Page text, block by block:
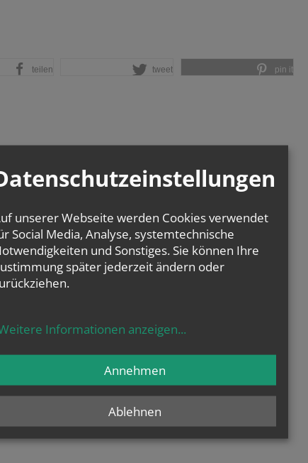
teilen tweet pin it
unserer Webseite werden Cookies verwendet
Social Media, Analyse, systemtechnische
und Sonstiges. Sie können Ihre
später jederzeit ändern oder
Informationen anzeigen...
Ablehnen
Annehmen